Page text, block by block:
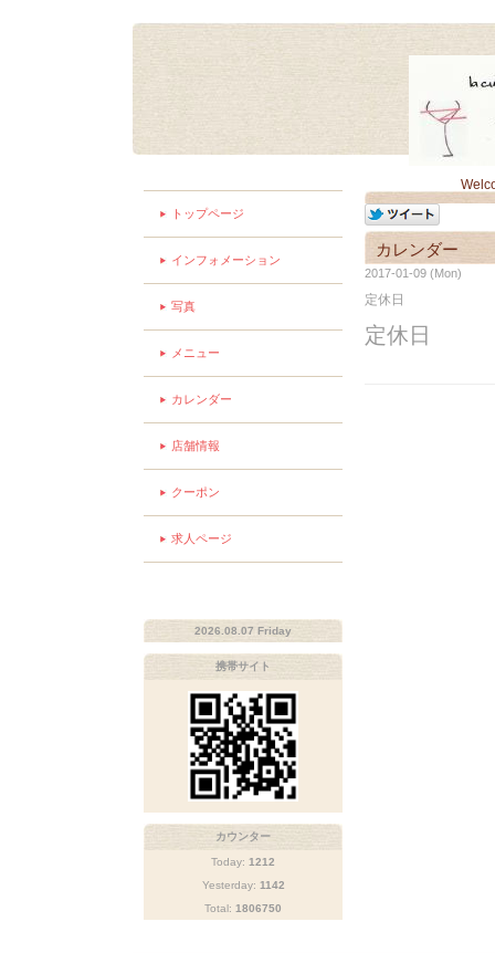
カレンダー
2017-01-09 (Mon)
定休日
定休日
トップページ
インフォメーション
写真
メニュー
カレンダー
店舗情報
クーポン
求人ページ
2026.08.07 Friday
携帯サイト
カウンター
Today: 1212
Yesterday: 1142
Total: 1806750